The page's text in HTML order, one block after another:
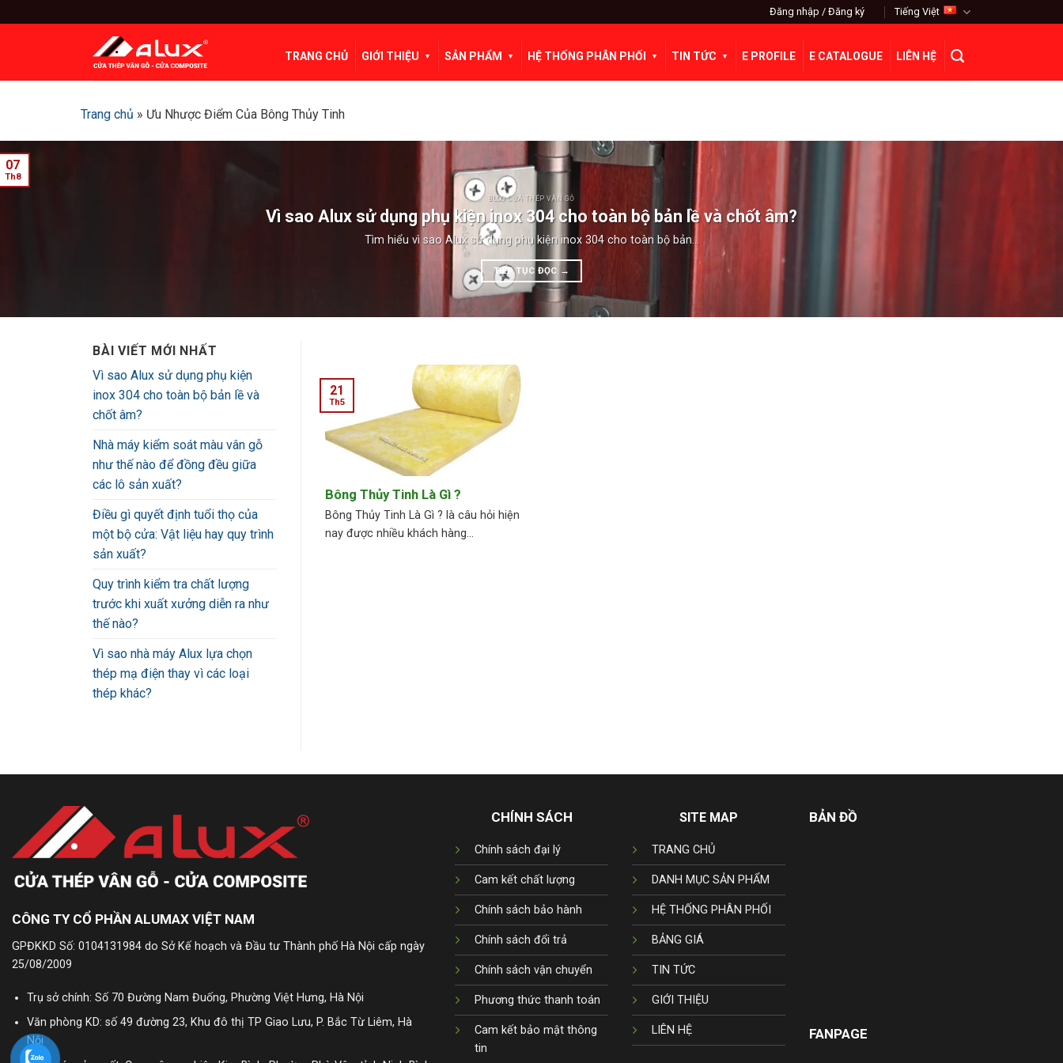
qua
Đăng nhập / Đăng ký Tiếng Việt
TRANG CHỦ GIỚI THIỆU SẢN PHẨM HỆ THỐNG PHÂN PHỐI TIN TỨC E PROFILE E CATALOGUE LIÊN HỆ
Trang chủ » Ưu Nhược Điểm Của Bông Thủy Tinh
BLOG CỬA THÉP VÂN GỖ
Vì sao Alux sử dụng phụ kiện inox 304 cho toàn bộ bản lề và chốt âm?
Tìm hiểu vì sao Alux sử dụng phụ kiện inox 304 cho toàn bộ bản...
TIẾP TỤC ĐỌC →
07
Th8
BÀI VIẾT MỚI NHẤT
Vì sao Alux sử dụng phụ kiện
inox 304 cho toàn bộ bản lề và
chốt âm?
Nhà máy kiểm soát màu vân gỗ
như thế nào để đồng đều giữa
các lô sản xuất?
Điều gì quyết định tuổi thọ của
một bộ cửa: Vật liệu hay quy trình
sản xuất?
Quy trình kiểm tra chất lượng
trước khi xuất xưởng diễn ra như
thế nào?
Vì sao nhà máy Alux lựa chọn
thép mạ điện thay vì các loại
thép khác?
Bông Thủy Tinh Là Gì ?
Bông Thủy Tinh Là Gì ? là câu hỏi hiện
nay được nhiều khách hàng...
21
Th5
CÔNG TY CỔ PHẦN ALUMAX VIỆT NAM
GPĐKKD Số: 0104131984 do Sở Kế hoạch và Đầu tư Thành phố Hà Nội cấp ngày
25/08/2009
Trụ sở chính: Số 70 Đường Nam Đuống, Phường Việt Hưng, Hà Nội
Văn phòng KD: số 49 đường 23, Khu đô thị TP Giao Lưu, P. Bắc Từ Liêm, Hà
Nội
CHÍNH SÁCH
Chính sách đại lý
Cam kết chất lượng
Chính sách bảo hành
Chính sách đổi trả
Chính sách vận chuyển
Phương thức thanh toán
Cam kết bảo mật thông
tin
SITE MAP
TRANG CHỦ
DANH MỤC SẢN PHẨM
HỆ THỐNG PHÂN PHỐI
BẢNG GIÁ
TIN TỨC
GIỚI THIỆU
LIÊN HỆ
BẢN ĐỒ
FANPAGE